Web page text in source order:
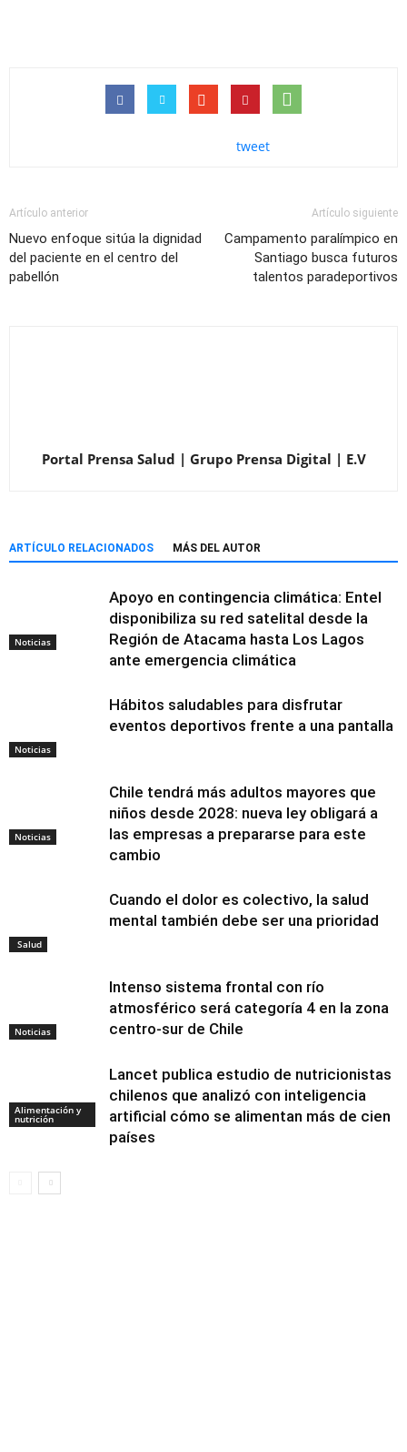
tweet
Artículo anterior
Nuevo enfoque sitúa la dignidad
del paciente en el centro del
pabellón
Artículo siguiente
Campamento paralímpico en
Santiago busca futuros
talentos paradeportivos
Portal Prensa Salud | Grupo Prensa Digital | E.V
ARTÍCULO RELACIONADOS MÁS DEL AUTOR
Noticias
Apoyo en contingencia climática: Entel
disponibiliza su red satelital desde la
Región de Atacama hasta Los Lagos
ante emergencia climática
Noticias
Hábitos saludables para disfrutar
eventos deportivos frente a una pantalla
Noticias
Chile tendrá más adultos mayores que
niños desde 2028: nueva ley obligará a
las empresas a prepararse para este
cambio
Salud
Cuando el dolor es colectivo, la salud
mental también debe ser una prioridad
Noticias
Intenso sistema frontal con río
atmosférico será categoría 4 en la zona
centro-sur de Chile
Alimentación y
nutrición
Lancet publica estudio de nutricionistas
chilenos que analizó con inteligencia
artificial cómo se alimentan más de cien
países